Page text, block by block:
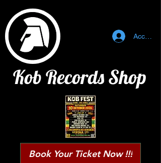
Accedi
Kob Records Shop
Book Your Ticket Now !!!